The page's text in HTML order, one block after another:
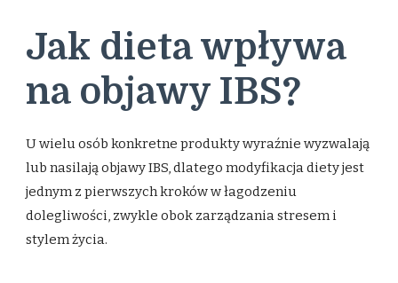
Jak dieta wpływa
na objawy IBS?
U wielu osób konkretne produkty wyraźnie wyzwalają
lub nasilają objawy IBS, dlatego modyfikacja diety jest
jednym z pierwszych kroków w łagodzeniu
dolegliwości, zwykle obok zarządzania stresem i
stylem życia.